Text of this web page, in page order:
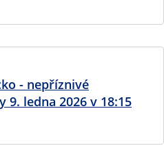
- nepříznivé
ledna 2026 v 18:15